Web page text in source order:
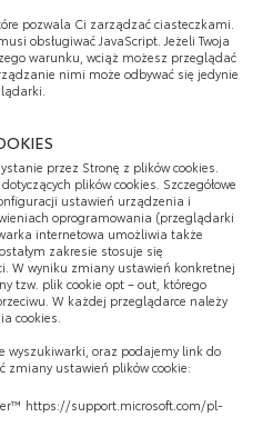
pozwala Ci zarządzać ciasteczkami.
obsługiwać JavaScript. Jeżeli Twoja
warunku, wciąż możesz przeglądać
nimi może odbywać się jedynie
przez Stronę z plików cookies.
plików cookies. Szczegółowe
ustawień urządzenia i
oprogramowania (przeglądarki
internetowa umożliwia także
zakresie stosuje się
W wyniku zmiany ustawień konkretnej
tzw. plik cookie opt – out, którego
W każdej przeglądarce należy
cookies.
wyszukiwarki, oraz podajemy link do
zmiany ustawień plików cookie:
https://support.microsoft.com/pl-